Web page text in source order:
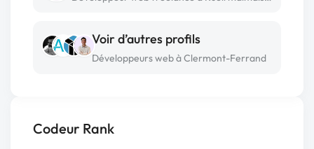
Codeur Rank
Voir d’autres profils
Développeurs web à Clermont-Ferrand